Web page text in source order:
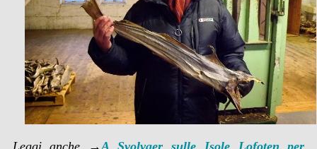
Leggi anche →A Svolvaer sulle Isole Lofoten per